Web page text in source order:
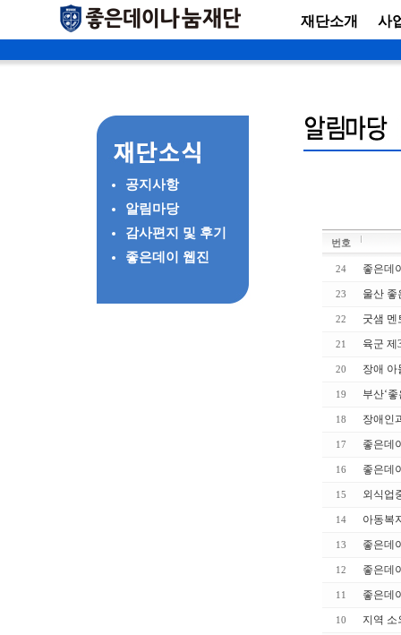
재단소개 사
공지사항
알림마당
감사편지 및 후기
좋은데이 웹진
번호
24 좋은데
23 울산 좋
22 굿샘 멘
21 육군 제
20 장애 아
19 부산‘
18 장애인
17 좋은데
16 좋은데
15 외식업
14 아동복
13 좋은데
12 좋은데
11 좋은데
10 지역 소